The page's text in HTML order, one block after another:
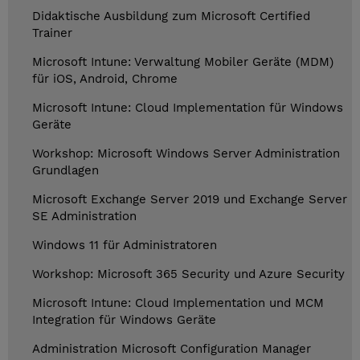
Didaktische Ausbildung zum Microsoft Certified
Trainer
Microsoft Intune: Verwaltung Mobiler Geräte (MDM)
für iOS, Android, Chrome
Microsoft Intune: Cloud Implementation für Windows
Geräte
Workshop: Microsoft Windows Server Administration
Grundlagen
Microsoft Exchange Server 2019 und Exchange Server
SE Administration
Windows 11 für Administratoren
Workshop: Microsoft 365 Security und Azure Security
Microsoft Intune: Cloud Implementation und MCM
Integration für Windows Geräte
Administration Microsoft Configuration Manager